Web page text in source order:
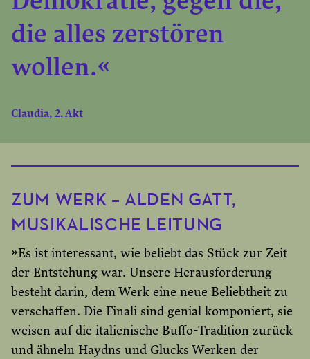
die alles zerstören
wollen.«
Claudia, 2. Akt
ZUM WERK – ALDEN GATT,
MUSIKALISCHE LEITUNG
»Es ist interessant, wie beliebt das Stück zur Zeit
der Entstehung war. Unsere Herausforderung
besteht darin, dem Werk eine neue Beliebtheit zu
verschaffen. Die Finali sind genial komponiert, sie
weisen auf die italienische Buffo-Tradition zurück
und ähneln Haydns und Glucks Werken der